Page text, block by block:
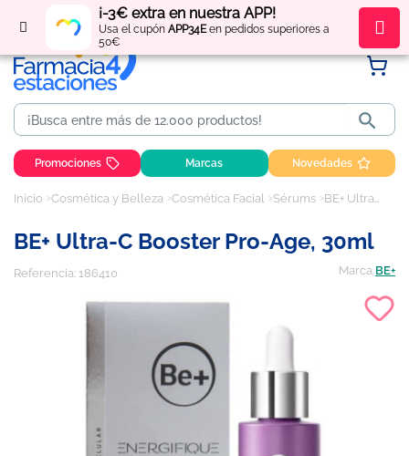
¡-3€ extra en nuestra APP!
Usa el cupón APP34Een pedidos superiores a
50€
Regístratey obténpuntos por tus compras

Promociones Marcas Novedades
Inicio Cosmética y Belleza Cosmética Facial Sérums BE+ Ultra-c booster pro-age, 30ml
BE+ Ultra-C Booster Pro-Age, 30ml
Referencia: 186410 Marca BE+